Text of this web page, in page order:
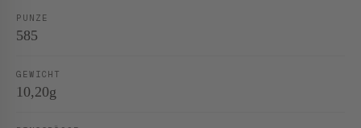
PUNZE
585
GEWICHT
10,20g